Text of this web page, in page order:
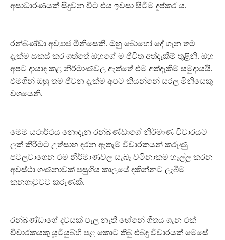
අසාධාරණයක් සිදුවන විට එය ඉවසා සිටීම දුෂ්කර ය.
රන්බණ්ඩා අව්‍යාජ මිනිසෙකි. ඔහු බොහෝ දේ ගැන තම
දැක්ම සකස් කර ගත්තේ ඔහුගේ ම ජීවිත අත්දැකීම් තුළිනි. ඔහු
අපට දායාද කළ නිර්මාණවල ඇත්තේ එම අත්දැකීම් සමුදායයි.
එමගින් ඔහු තම ජීවන දැක්ම අපට කියන්නේ සරල මිනිසෙකු
වශයෙනි.
මෙම යථාර්ථය නොදැන රන්බණ්ඩාගේ නිර්මාණ විචාරයට
ලක් කිරීමට උත්සාහ දරන ඇතැම් විචාරකයන් කරුණු
පටලවාගෙන එම නිර්මාණවල සැබෑ වටිනාකම හෑල්ලු කරන
අවස්ථා ගණනාවක් පසුගිය කාලයේ දකින්නට ලැබීම
කනගාටුවට කරුණකි.
රන්බණ්ඩාගේ දවසක් පැල නැති හේනේ ගීතය ගැන එක්
විචාරකයකු යූටියුබ්හි පළ කොට තිබු එබඳු විචාරයක් මෙසේ